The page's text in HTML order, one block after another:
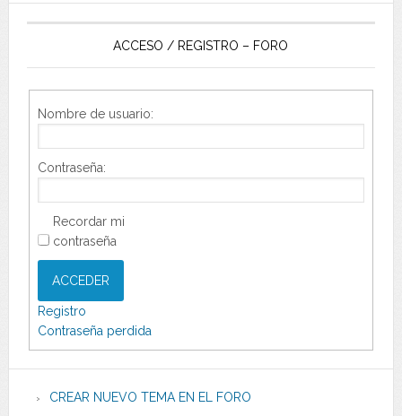
ACCESO / REGISTRO – FORO
Nombre de usuario:
Contraseña:
Recordar mi
contraseña
ACCEDER
Registro
Contraseña perdida
CREAR NUEVO TEMA EN EL FORO